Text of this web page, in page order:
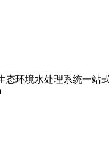
态环境水处理系统一站